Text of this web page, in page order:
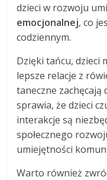
dzieci w rozwoju
emocjonalnej, co
codziennym.
Dzięki tańcu, dzieci
lepsze relacje z
taneczne zachęcają
sprawia, że dzieci
interakcje są
społecznego
umiejętności
Warto również